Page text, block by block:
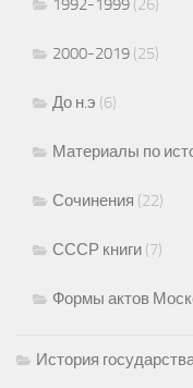
1992-1999 (26)
2000-2019 (25)
До н.э (6)
Материалы по
Сочинения (22)
СССР книги (7)
Формы актов
История